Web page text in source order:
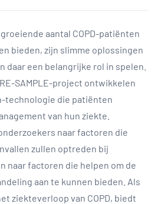
aantal COPD-patiënten
bieden, zijn slimme oplossingen
daar een belangrijke rol in spelen.
SAMPLE-project ontwikkelen
technologie die patiënten
van hun ziekte.
naar factoren die
zullen optreden bij
naar factoren die helpen om de
aan te kunnen bieden. Als
ziekteverloop van COPD, biedt